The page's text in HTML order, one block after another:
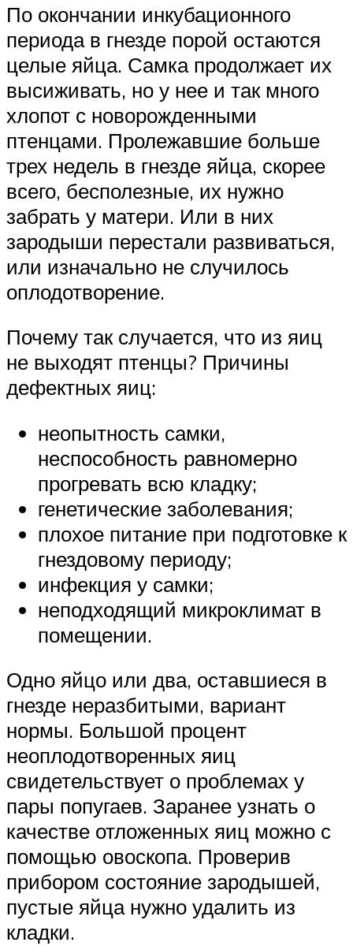
По окончании инкубационного
периода в гнезде порой остаются
целые яйца. Самка продолжает их
высиживать, но у нее и так много
хлопот с новорожденными
птенцами. Пролежавшие больше
трех недель в гнезде яйца, скорее
всего, бесполезные, их нужно
забрать у матери. Или в них
зародыши перестали развиваться,
или изначально не случилось
оплодотворение.
Почему так случается, что из яиц
не выходят птенцы? Причины
дефектных яиц:
неопытность самки,
неспособность равномерно
прогревать всю кладку;
генетические заболевания;
плохое питание при подготовке к
гнездовому периоду;
инфекция у самки;
неподходящий микроклимат в
помещении.
Одно яйцо или два, оставшиеся в
гнезде неразбитыми, вариант
нормы. Большой процент
неоплодотворенных яиц
свидетельствует о проблемах у
пары попугаев. Заранее узнать о
качестве отложенных яиц можно с
помощью овоскопа. Проверив
прибором состояние зародышей,
пустые яйца нужно удалить из
кладки.